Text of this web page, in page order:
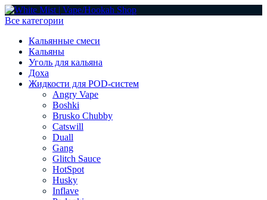
Все категории
Кальянные смеси
Кальяны
Уголь для кальяна
Доха
Жидкости для POD-систем
Angry Vape
Boshki
Brusko Chubby
Catswill
Duall
Gang
Glitch Sauce
HotSpot
Husky
Inflave